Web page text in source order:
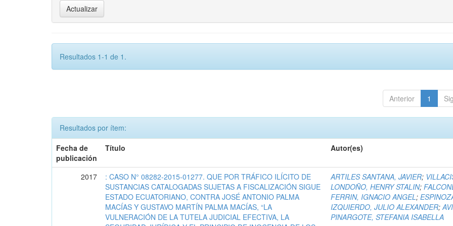
Resultados 1-1 de 1.
Anterior 1
Resultados por ítem:
Fecha de
publicación
Título Autor(es)
2017
: CASO N° 08282-2015-01277. QUE POR TRÁFICO ILÍCITO DE
SUSTANCIAS CATALOGADAS SUJETAS A FISCALIZACIÓN SIGUE
ESTADO ECUATORIANO, CONTRA JOSÉ ANTONIO PALMA
MACÍAS Y GUSTAVO MARTÍN PALMA MACÍAS, “LA
VULNERACIÓN DE LA TUTELA JUDICIAL EFECTIVA, LA
ARTILES SANTANA, JAVIER;
LONDOÑO, HENRY STALIN;
FERRIN, IGNACIO ANGEL;
IZQUIERDO, JULIO ALEXANDER;
PINARGOTE, STEFANIA ISABELLA